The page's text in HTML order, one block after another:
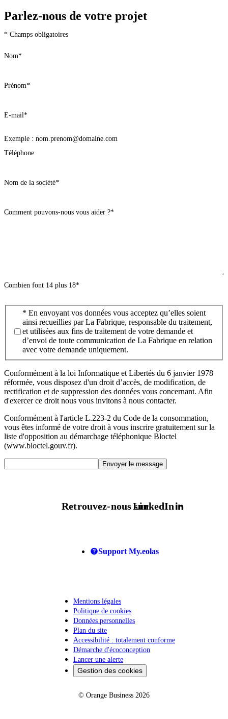
Parlez-nous de votre projet
* Champs obligatoires
Nom*
Prénom*
E-mail*
Exemple : nom.prenom@domaine.com
Téléphone
Nom de la société*
Comment pouvons-nous vous aider ?*
Combien font 14 plus 18*
* En envoyant vos données vous acceptez qu’elles soient
ainsi recueillies par La Fabrique, responsable du traitement,
et utilisées aux fins de traitement de votre demande et
d’envoi de toute communication de La Fabrique en relation
avec votre demande uniquement.
Conformément à la loi Informatique et Libertés du 6 janvier 1978
réformée, vous disposez d'un droit d’accès, de modification, de
rectification et de suppression des données vous concernant. Afin
d'exercer ce droit nous vous invitons à nous contacter.
Conformément à l'article L.223-2 du Code de la consommation,
vous êtes informé de votre droit à vous inscrire gratuitement sur la
liste d'opposition au démarchage téléphonique Bloctel
(www.bloctel.gouv.fr).
Retrouvez-nous surLinkedIn
Support My.eolas
Mentions légales
Politique de cookies
Données personnelles
Plan du site
Accessibilité : totalement conforme
Démarche d'écoconception
Lancer une alerte
Gestion des cookies
© Orange Business 2026